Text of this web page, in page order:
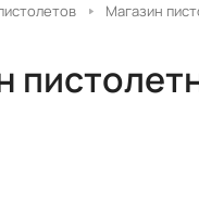
Магазин